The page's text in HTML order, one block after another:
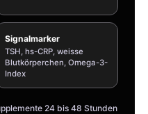
Signalmarker
TSH, hs-CRP, weisse
Blutkörperchen, Omega-3-
Index
24 bis 48 Stunden